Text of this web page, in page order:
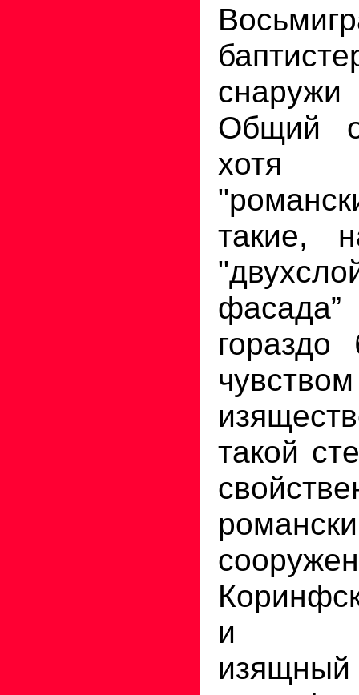
снаружи
Общий
хотя
такие,
гораздо
такой
и
изящный